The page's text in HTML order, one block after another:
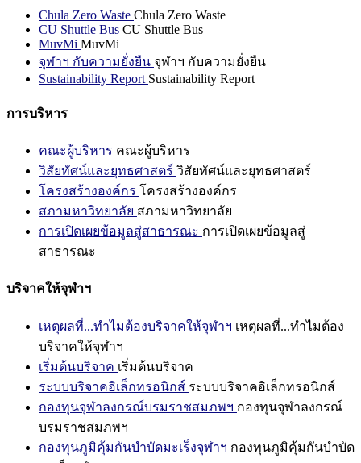
Chula Zero Waste Chula Zero Waste
CU Shuttle Bus CU Shuttle Bus
MuvMi MuvMi
จุฬาฯ กับความยั่งยืน จุฬาฯ กับความยั่งยืน
Sustainability Report Sustainability Report
การบริหาร
คณะผู้บริหาร คณะผู้บริหาร
วิสัยทัศน์และยุทธศาสตร์ วิสัยทัศน์และยุทธศาสตร์
โครงสร้างองค์กร โครงสร้างองค์กร
สภามหาวิทยาลัย สภามหาวิทยาลัย
การเปิดเผยข้อมูลสู่สาธารณะ การเปิดเผยข้อมูลสู่
สาธารณะ
บริจาคให้จุฬาฯ
เหตุผลที่...ทำไมต้องบริจาคให้จุฬาฯ เหตุผลที่...ทำไมต้อง
บริจาคให้จุฬาฯ
เริ่มต้นบริจาค เริ่มต้นบริจาค
ระบบบริจาคอิเล็กทรอนิกส์ ระบบบริจาคอิเล็กทรอนิกส์
กองทุนจุฬาลงกรณ์บรมราชสมภพฯ กองทุนจุฬาลงกรณ์
บรมราชสมภพฯ
กองทุนภูมิคุ้มกันบำบัดมะเร็งจุฬาฯ กองทุนภูมิคุ้มกันบำบัด